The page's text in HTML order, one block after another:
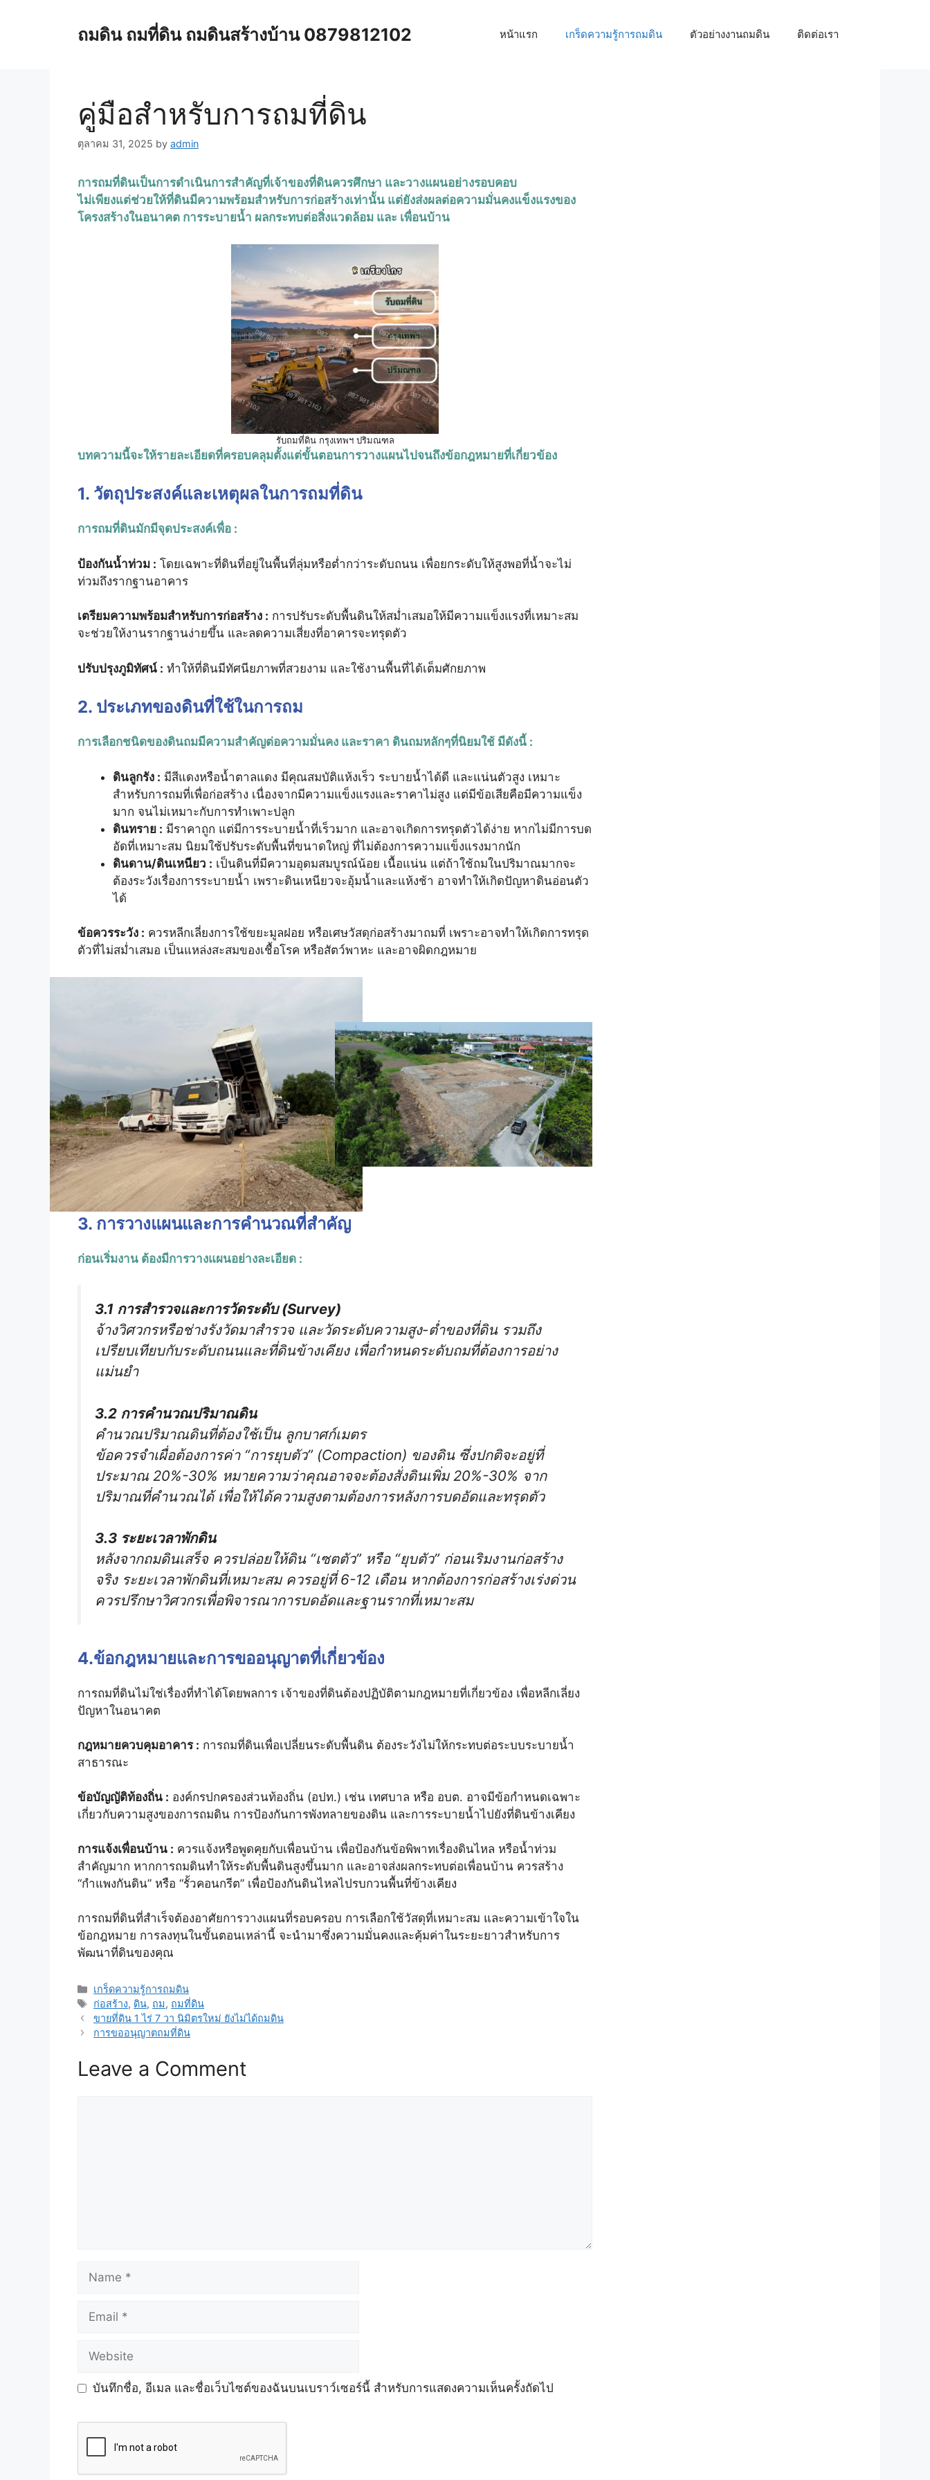
ถมดิน ถมที่ดิน ถมดินสร้างบ้าน 0879812102 หน้าแรก เกร็ดความรู้การถมดิน ตัวอย่างงานถมดิน ติดต่อเรา
คู่มือสำหรับการถมที่ดิน
ตุลาคม 31, 2025 by admin
การถมที่ดินเป็นการดำเนินการสำคัญที่เจ้าของที่ดินควรศึกษา และวางแผนอย่างรอบคอบ
ไม่เพียงแต่ช่วยให้ที่ดินมีความพร้อมสำหรับการก่อสร้างเท่านั้น แต่ยังส่งผลต่อความมั่นคงแข็งแรงของ
โครงสร้างในอนาคต การระบายน้ำ ผลกระทบต่อสิ่งแวดล้อม และ เพื่อนบ้าน
รับถมที่ดิน กรุงเทพฯ ปริมณฑล
บทความนี้จะให้รายละเอียดที่ครอบคลุมตั้งแต่ขั้นตอนการวางแผนไปจนถึงข้อกฎหมายที่เกี่ยวข้อง
1. วัตถุประสงค์และเหตุผลในการถมที่ดิน
การถมที่ดินมักมีจุดประสงค์เพื่อ :
ป้องกันน้ำท่วม : โดยเฉพาะที่ดินที่อยู่ในพื้นที่ลุ่มหรือต่ำกว่าระดับถนน เพื่อยกระดับให้สูงพอที่น้ำจะไม่
ท่วมถึงรากฐานอาคาร
เตรียมความพร้อมสำหรับการก่อสร้าง : การปรับระดับพื้นดินให้สม่ำเสมอให้มีความแข็งแรงที่เหมาะสม
จะช่วยให้งานรากฐานง่ายขึ้น และลดความเสี่ยงที่อาคารจะทรุดตัว
ปรับปรุงภูมิทัศน์ : ทำให้ที่ดินมีทัศนียภาพที่สวยงาม และใช้งานพื้นที่ได้เต็มศักยภาพ
2. ประเภทของดินที่ใช้ในการถม
การเลือกชนิดของดินถมมีความสำคัญต่อความมั่นคง และราคา ดินถมหลักๆที่นิยมใช้ มีดังนี้ :
ดินลูกรัง : มีสีแดงหรือน้ำตาลแดง มีคุณสมบัติแห้งเร็ว ระบายน้ำได้ดี และแน่นตัวสูง เหมาะ
สำหรับการถมที่เพื่อก่อสร้าง เนื่องจากมีความแข็งแรงและราคาไม่สูง แต่มีข้อเสียคือมีความแข็ง
มาก จนไม่เหมาะกับการทำเพาะปลูก
ดินทราย : มีราคาถูก แต่มีการระบายน้ำที่เร็วมาก และอาจเกิดการทรุดตัวได้ง่าย หากไม่มีการบด
อัดที่เหมาะสม นิยมใช้ปรับระดับพื้นที่ขนาดใหญ่ ที่ไม่ต้องการความแข็งแรงมากนัก
ดินดาน/ดินเหนียว : เป็นดินที่มีความอุดมสมบูรณ์น้อย เนื้อแน่น แต่ถ้าใช้ถมในปริมาณมากจะ
ต้องระวังเรื่องการระบายน้ำ เพราะดินเหนียวจะอุ้มน้ำและแห้งช้า อาจทำให้เกิดปัญหาดินอ่อนตัว
ได้
ข้อควรระวัง : ควรหลีกเลี่ยงการใช้ขยะมูลฝอย หรือเศษวัสดุก่อสร้างมาถมที่ เพราะอาจทำให้เกิดการทรุด
ตัวที่ไม่สม่ำเสมอ เป็นแหล่งสะสมของเชื้อโรค หรือสัตว์พาหะ และอาจผิดกฎหมาย
3. การวางแผนและการคำนวณที่สำคัญ
ก่อนเริ่มงาน ต้องมีการวางแผนอย่างละเอียด :
3.1 การสำรวจและการวัดระดับ (Survey)
จ้างวิศวกรหรือช่างรังวัดมาสำรวจ และวัดระดับความสูง-ต่ำของที่ดิน รวมถึง
เปรียบเทียบกับระดับถนนและที่ดินข้างเคียง เพื่อกำหนดระดับถมที่ต้องการอย่าง
แม่นยำ
3.2 การคำนวณปริมาณดิน
คำนวณปริมาณดินที่ต้องใช้เป็น ลูกบาศก์เมตร
ข้อควรจำเผื่อต้องการค่า “การยุบตัว” (Compaction) ของดิน ซึ่งปกติจะอยู่ที่
ประมาณ 20%-30% หมายความว่าคุณอาจจะต้องสั่งดินเพิ่ม 20%-30% จาก
ปริมาณที่คำนวณได้ เพื่อให้ได้ความสูงตามต้องการหลังการบดอัดและทรุดตัว
3.3 ระยะเวลาพักดิน
หลังจากถมดินเสร็จ ควรปล่อยให้ดิน “เซตตัว” หรือ “ยุบตัว” ก่อนเริมงานก่อสร้าง
จริง ระยะเวลาพักดินที่เหมาะสม ควรอยู่ที่ 6-12 เดือน หากต้องการก่อสร้างเร่งด่วน
ควรปรึกษาวิศวกรเพื่อพิจารณาการบดอัดและฐานรากที่เหมาะสม
4.ข้อกฎหมายและการขออนุญาตที่เกี่ยวข้อง
การถมที่ดินไม่ใช่เรื่องที่ทำได้โดยพลการ เจ้าของที่ดินต้องปฏิบัติตามกฎหมายที่เกี่ยวข้อง เพื่อหลีกเลี่ยง
ปัญหาในอนาคต
กฎหมายควบคุมอาคาร : การถมที่ดินเพื่อเปลี่ยนระดับพื้นดิน ต้องระวังไม่ให้กระทบต่อระบบระบายน้ำ
สาธารณะ
ข้อบัญญัติท้องถิ่น : องค์กรปกครองส่วนท้องถิ่น (อปท.) เช่น เทศบาล หรือ อบต. อาจมีข้อกำหนดเฉพาะ
เกี่ยวกับความสูงของการถมดิน การป้องกันการพังทลายของดิน และการระบายน้ำไปยังที่ดินข้างเคียง
การแจ้งเพื่อนบ้าน : ควรแจ้งหรือพูดคุยกับเพื่อนบ้าน เพื่อป้องกันข้อพิพาทเรื่องดินไหล หรือน้ำท่วม
สำคัญมาก หากการถมดินทำให้ระดับพื้นดินสูงขึ้นมาก และอาจส่งผลกระทบต่อเพื่อนบ้าน ควรสร้าง
“กำแพงกันดิน” หรือ “รั้วคอนกรีต” เพื่อป้องกันดินไหลไปรบกวนพื้นที่ข้างเคียง
การถมที่ดินที่สำเร็จต้องอาศัยการวางแผนที่รอบครอบ การเลือกใช้วัสดุที่เหมาะสม และความเข้าใจใน
ข้อกฎหมาย การลงทุนในขั้นตอนเหล่านี้ จะนำมาซึ่งความมั่นคงและคุ้มค่าในระยะยาวสำหรับการ
พัฒนาที่ดินของคุณ
Categories
เกร็ดความรู้การถมดิน
Tags
ก่อสร้าง, ดิน, ถม, ถมที่ดิน
ขายที่ดิน 1 ไร่ 7 วา นิมิตรใหม่ ยังไม่ได้ถมดิน
การขออนุญาตถมที่ดิน
Leave a Comment
Name
Email
Website
บันทึกชื่อ, อีเมล และชื่อเว็บไซต์ของฉันบนเบราว์เซอร์นี้ สำหรับการแสดงความเห็นครั้งถัดไป